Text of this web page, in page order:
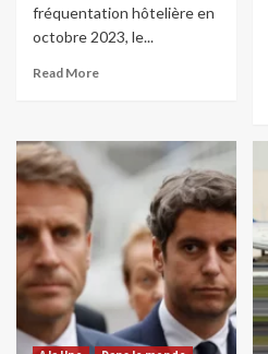
fréquentation hôtelière en
octobre 2023, le...
Read More